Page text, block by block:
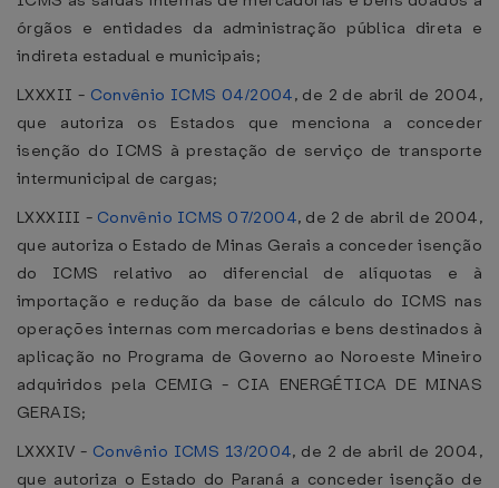
órgãos e entidades da administração pública direta e
indireta estadual e municipais;
LXXXII - Convênio ICMS 04/2004, de 2 de abril de 2004,
que autoriza os Estados que menciona a conceder
isenção do ICMS à prestação de serviço de transporte
intermunicipal de cargas;
LXXXIII - Convênio ICMS 07/2004, de 2 de abril de 2004,
que autoriza o Estado de Minas Gerais a conceder isenção
do ICMS relativo ao diferencial de alíquotas e à
importação e redução da base de cálculo do ICMS nas
operações internas com mercadorias e bens destinados à
aplicação no Programa de Governo ao Noroeste Mineiro
adquiridos pela CEMIG - CIA ENERGÉTICA DE MINAS
GERAIS;
LXXXIV - Convênio ICMS 13/2004, de 2 de abril de 2004,
que autoriza o Estado do Paraná a conceder isenção de